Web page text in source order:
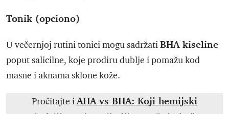
Tonik (opciono)
U večernjoj rutini tonici mogu sadržatiBHA kiseline
poput salicilne, koje prodiru dublje i pomažu kod
masne i aknama sklone kože.
Pročitajte iAHA vs BHA: Koji hemijski